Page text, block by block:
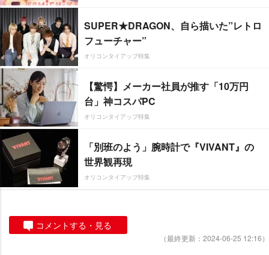
SUPER★DRAGON、自ら描いた”レトロ
フューチャー”
オリコンタイアップ特集
【驚愕】メーカー社員が推す「10万円
台」神コスパPC
オリコンタイアップ特集
「別班のよう」腕時計で『VIVANT』の
世界観再現
オリコンタイアップ特集
コメントする・見る
（最終更新：2024-06-25 12:16）